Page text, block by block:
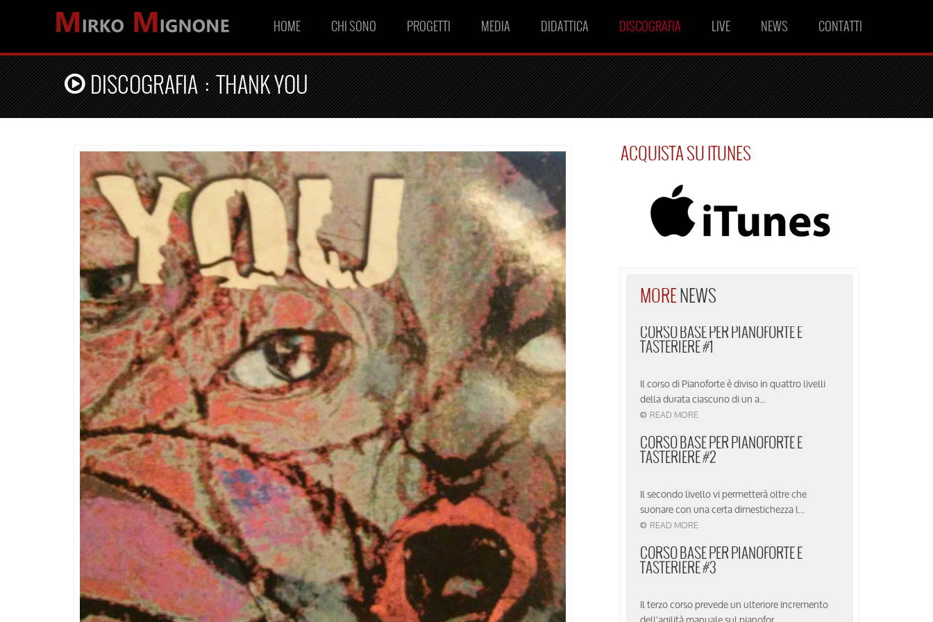
HOME CHI SONO PROGETTI MEDIA DIDATTICA DISCOGRAFIA LIVE NEWS CONTATTI
DISCOGRAFIA : THANK YOU
ACQUISTA SU ITUNES
MORE NEWS
CORSO BASE PER PIANOFORTE E
TASTERIERE #1
Il corso di Pianoforte è diviso in quattro livelli
della durata ciascuno di un a...
READ MORE
CORSO BASE PER PIANOFORTE E
TASTERIERE #2
Il secondo livello vi permetterà oltre che
suonare con una certa dimestichezza l...
READ MORE
CORSO BASE PER PIANOFORTE E
TASTERIERE #3
Il terzo corso prevede un ulteriore incremento